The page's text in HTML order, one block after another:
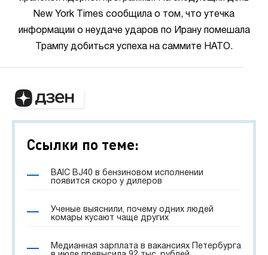
New York Times сообщила о том, что утечка
информации о неудаче ударов по Ирану помешала
Трампу добиться успеха на саммите НАТО.
Ссылки по теме:
BAIC BJ40 в бензиновом исполнении
появится скоро у дилеров
Ученые выяснили, почему одних людей
комары кусают чаще других
Медианная зарплата в вакансиях Петербурга